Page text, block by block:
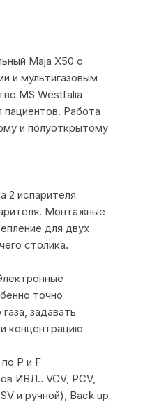
Maja Х50 с
и мультигазовым
MS Westfalia
пациентов. Работа
и полуоткрытому
2 испарителя
Монтажные
для двух
столика.
точно
задавать
концентрацию
по Р и F
ИВЛ.. VCV, PCV,
и ручной), Back up